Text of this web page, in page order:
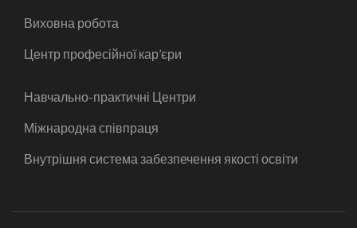
Виховна робота
Центр професійної кар’єри
Навчально-практичні Центри
Міжнародна співпраця
Внутрішня система забезпечення якості освіти